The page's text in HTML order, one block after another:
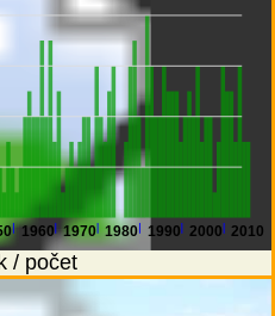
1960 1970 1980 1990 2000 2010
/ počet